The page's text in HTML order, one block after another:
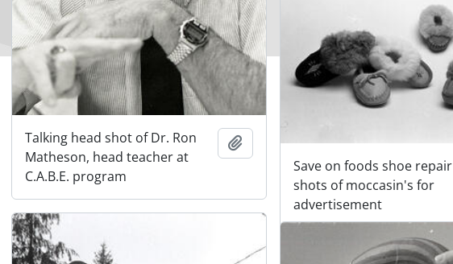
Talking head shot of Dr. Ron
Matheson, head teacher at
C.A.B.E. program
Adicionar à área de transferência
Save on foods shoe repair
shots of moccasin's for
advertisement